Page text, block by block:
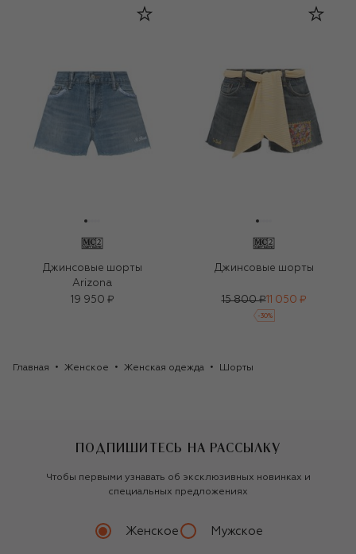
Джинсовые шорты
Arizona
19 950 ₽
Джинсовые шорты
15 800 ₽11 050 ₽
-30%
Главная Женское Женская одежда Шорты
ПОДПИШИТЕСЬ НА РАССЫЛКУ
Чтобы первыми узнавать об эксклюзивных новинках и
специальных предложениях
Женское Мужское